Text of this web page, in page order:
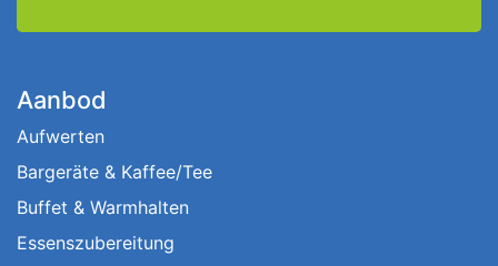
Aanbod
Aufwerten
Bargeräte & Kaffee/Tee
Buffet & Warmhalten
Essenszubereitung